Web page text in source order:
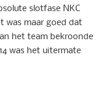
slotfase NKC
was maar goed dat
het team bekroonde
was het uitermate